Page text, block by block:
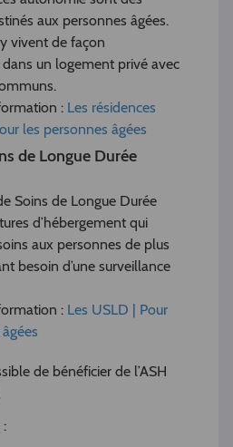
aux personnes âgées.
vivent de façon
un logement privé avec
: Les résidences
les personnes âgées
de Longue Durée
Soins de Longue Durée
d’hébergement qui
aux personnes de plus
besoin d’une surveillance
: Les USLD | Pour
de bénéficier de l’ASH
: